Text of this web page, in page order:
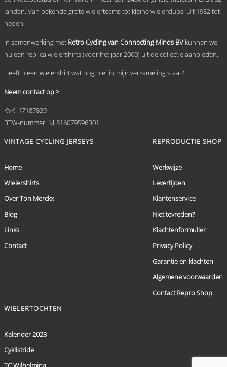
de
landen. Van bekende grote wielerteams tot kleine wielerclubs. Uit 1952 tot
heden.
In samenwerking met Retro Cycling van Connecting Minds BV kunnen we
nu een replica wielershirts (voor het jaar 2000) uit de collectie aanbieden.
Heeft u een wielershirt wat nog niet in mijn verzameling staat?
Neem contact op >
KvK: 17187839
BTW-nummer: NL816079596B01
VINTAGE CYCLING JERSEYS
Home
Wielershirts
Over Ton Merckx
Blog
Links
Contact
REPRODUCTIE SHOP
Werkwijze
Levertijden
Klantenservice
Niet tevreden?
Klachtenformulier
Privacy Policy
Garantie en klachten
Algemene voorwaarden
Contact Repro Shop
WIELERTOCHTEN
Kalender 2023
Cyklistride